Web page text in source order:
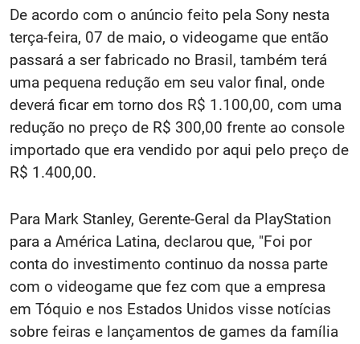
De acordo com o anúncio feito pela Sony nesta
terça-feira, 07 de maio, o videogame que então
passará a ser fabricado no Brasil, também terá
uma pequena redução em seu valor final, onde
deverá ficar em torno dos R$ 1.100,00, com uma
redução no preço de R$ 300,00 frente ao console
importado que era vendido por aqui pelo preço de
R$ 1.400,00.
Para Mark Stanley, Gerente-Geral da PlayStation
para a América Latina, declarou que, "Foi por
conta do investimento continuo da nossa parte
com o videogame que fez com que a empresa
em Tóquio e nos Estados Unidos visse notícias
sobre feiras e lançamentos de games da família